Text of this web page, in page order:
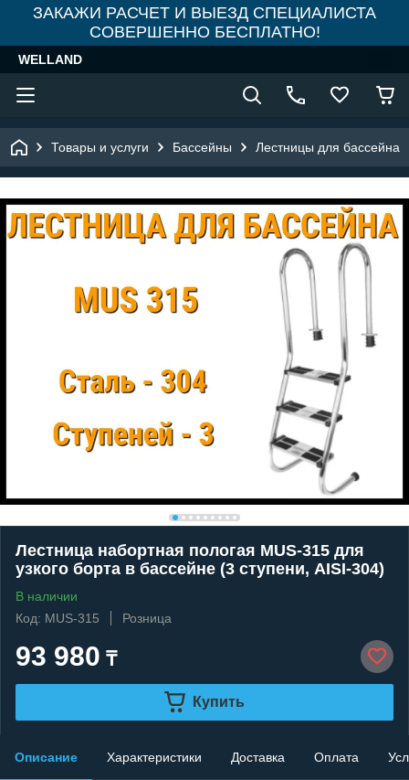
ЗАКАЖИ РАСЧЕТ И ВЫЕЗД СПЕЦИАЛИСТА
СОВЕРШЕННО БЕСПЛАТНО!
WELLAND
Товары и услуги Бассейны Лестницы для бассейна
Лестница набортная пологая MUS-315 для
узкого борта в бассейне (3 ступени, AISI-304)
В наличии
Код: MUS-315
Розница
93 980 ₸
Купить
Описание Характеристики Доставка Оплата